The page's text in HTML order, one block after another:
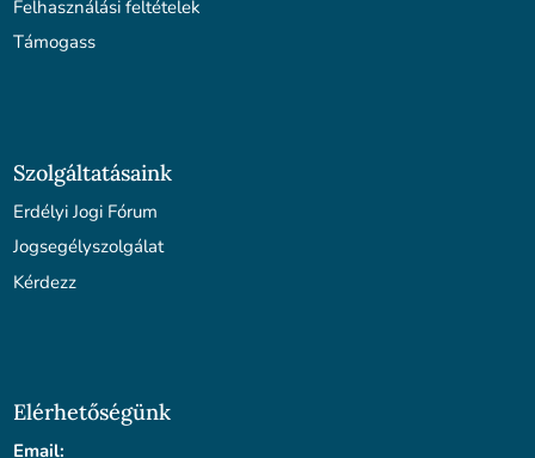
Felhasználási feltételek
Támogass
Szolgáltatásaink
Erdélyi Jogi Fórum
Jogsegélyszolgálat
Kérdezz
Elérhetőségünk
Email: